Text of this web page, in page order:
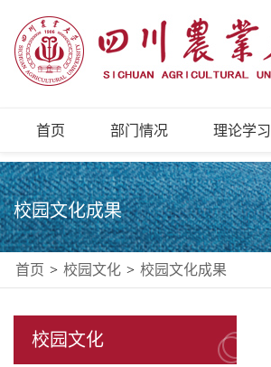
首页 部门情况 理论学习
校园文化成果
首页 > 校园文化 > 校园文化成果
校园文化